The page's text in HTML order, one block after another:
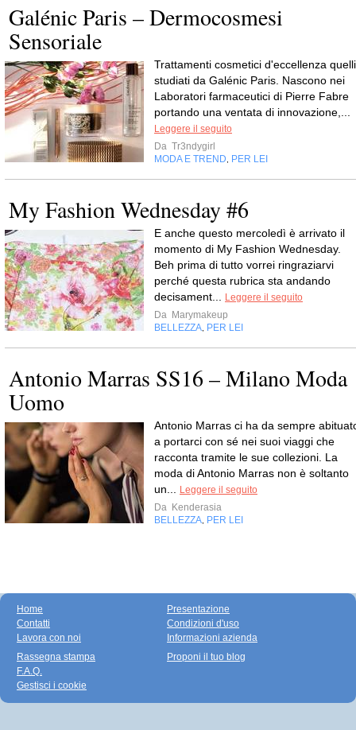
Galénic Paris – Dermocosmesi
Sensoriale
Trattamenti cosmetici d'eccellenza quelli
studiati da Galénic Paris. Nascono nei
Laboratori farmaceutici di Pierre Fabre
portando una ventata di innovazione,...
Leggere il seguito
Da Tr3ndygirl
MODA E TREND PER LEI
My Fashion Wednesday #6
E anche questo mercoledì è arrivato il
momento di My Fashion Wednesday.
Beh prima di tutto vorrei ringraziarvi
perché questa rubrica sta andando
decisament...
Leggere il seguito
Da Marymakeup
BELLEZZA PER LEI
Antonio Marras SS16 – Milano Moda
Uomo
Antonio Marras ci ha da sempre
a portarci con sé nei suoi viaggi che
racconta tramite le sue collezioni. La
moda di Antonio Marras non è soltanto
un...
Leggere il seguito
Da Kenderasia
BELLEZZA PER LEI
Home
Contatti
Lavora con noi
Presentazione
Condizioni d'uso
Informazioni azienda
Rassegna stampa
F.A.Q.
Gestisci i cookie
Proponi il tuo blog